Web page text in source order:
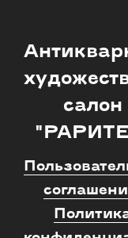
салон